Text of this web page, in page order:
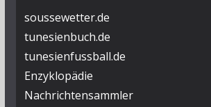
soussewetter.de
tunesienbuch.de
tunesienfussball.de
Enzyklopädie
Nachrichtensammler